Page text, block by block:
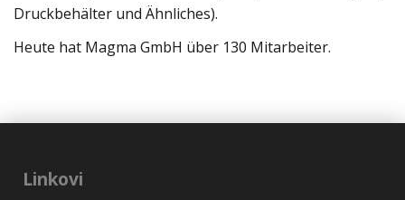
Druckbehälter und Ähnliches).
Heute hat Magma GmbH über 130 Mitarbeiter.
Linkovi